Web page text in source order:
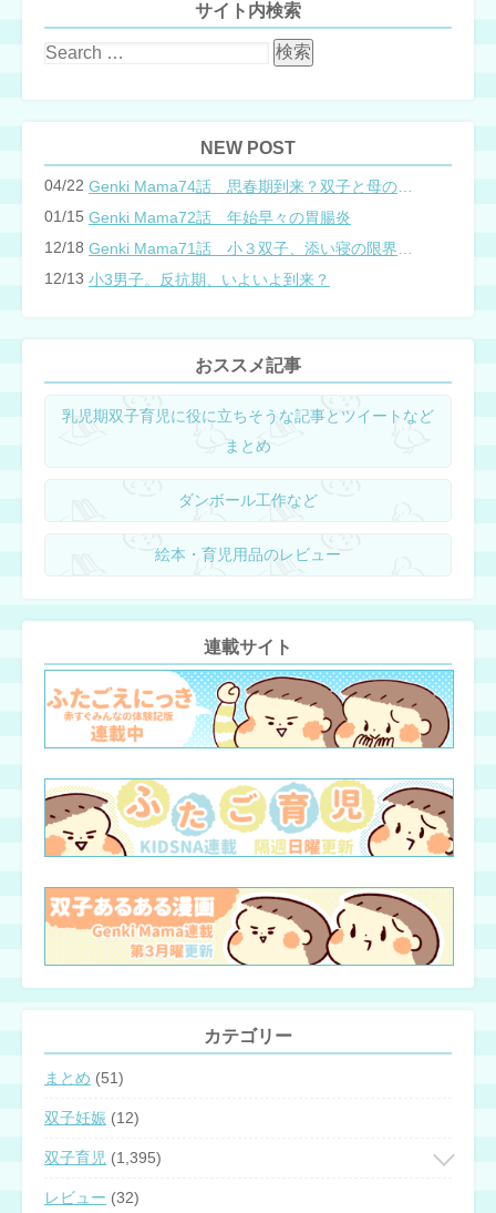
サイト内検索
NEW POST
04/22
01/15 Genki Mama72話 年始早々の胃腸炎
12/18
12/13 小3男子。反抗期、いよいよ到来？
おススメ記事
乳児期双子育児に役に立ちそうな記事とツイートなど
まとめ
ダンボール工作など
絵本・育児用品のレビュー
連載サイト
カテゴリー
まとめ (51)
双子妊娠 (12)
双子育児 (1,395)
レビュー (32)